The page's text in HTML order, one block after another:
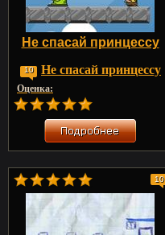
Не спасай принцессу
10 Не спасай принцессу
Оценка:
10